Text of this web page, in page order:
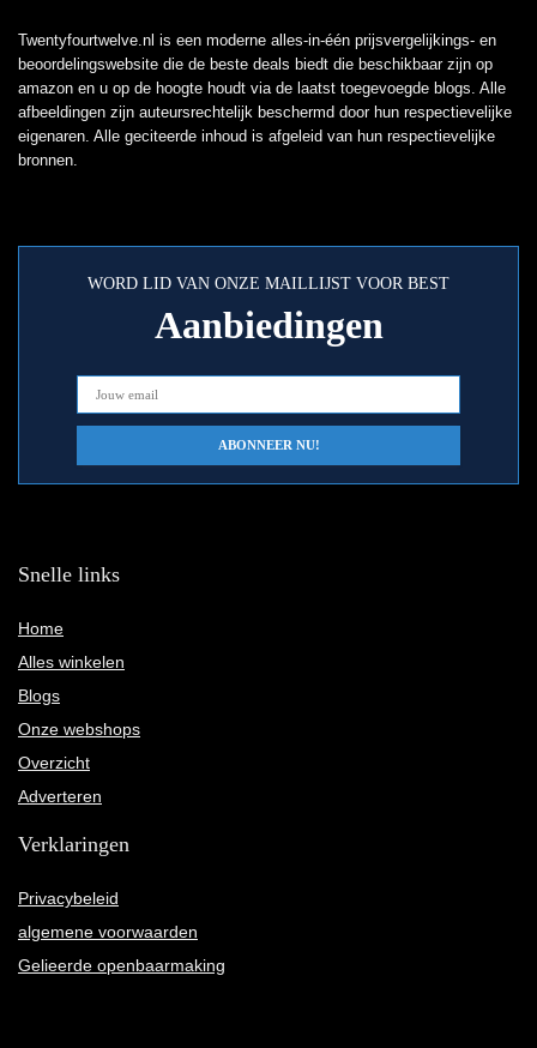
Twentyfourtwelve.nl is een moderne alles-in-één prijsvergelijkings- en
beoordelingswebsite die de beste deals biedt die beschikbaar zijn op
amazon en u op de hoogte houdt via de laatst toegevoegde blogs. Alle
afbeeldingen zijn auteursrechtelijk beschermd door hun respectievelijke
eigenaren. Alle geciteerde inhoud is afgeleid van hun respectievelijke
bronnen.
WORD LID VAN ONZE MAILLIJST VOOR BEST
Aanbiedingen
Snelle links
Home
Alles winkelen
Blogs
Onze webshops
Overzicht
Adverteren
Verklaringen
Privacybeleid
algemene voorwaarden
Gelieerde openbaarmaking